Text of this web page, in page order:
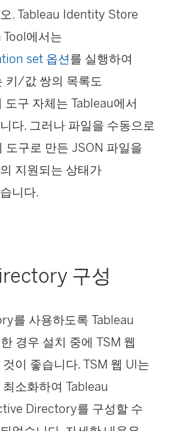
서
. Tableau Identity Store
에서는
set 옵션를 실행하여
키/값 쌍의 목록도
도구 자체는 Tableau에서
다. 그러나 파일을 수동으로
도구로 만든 JSON 파일을
지원되는 상태가
니다.
구성
를 사용하도록 Tableau
경우 설치 중에 TSM 웹
이 좋습니다. TSM 웹 UI는
소화하여 Tableau
Directory를 구성할 수